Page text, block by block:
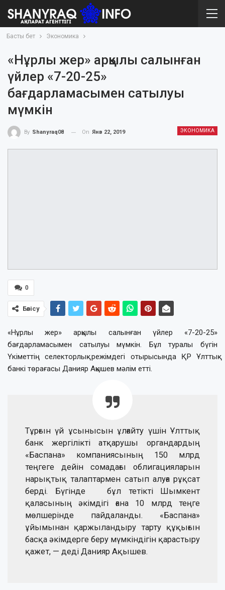
Басты бет Экономика
«Нұрлы жер» арқылы салынған
үйлер «7-20-25»
бағдарламасымен сатылуы
мүмкін
ЭКОНОМИКА
By Shanyraq08 On Янв 22, 2019
0
Бөлісу
«Нұрлы жер» арқылы салынған үйлер «7-20-25»
бағдарламасымен сатылуы мүмкін. Бұл туралы бүгін
Үкіметтің селекторлық режімдегі отырысында ҚР Ұлттық
банкі төрағасы Данияр Ақышев мәлім етті.
Тұрғын үй ұсынысын ұлғайту үшін Ұлттық
банк жергілікті атқарушы органдардың
«Баспана» компаниясының 150 млрд
теңгеге дейін сомадағы облигацияларын
нарықтық талаптармен сатып алуға рұқсат
берді. Бүгінде бұл тетікті Шымкент
қаласының әкімдігі ғана 10 млрд теңге
мөлшерінде пайдаланды. «Баспана»
ұйымынан қаржыландыру тарту құқығын
басқа әкімдерге беру мүмкіндігін қарастыру
қажет, — деді Данияр Ақышев.